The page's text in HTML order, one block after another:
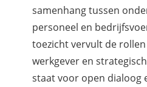
samenhang tussen
personeel en
toezicht vervult de
werkgever en
staat voor open dialoog